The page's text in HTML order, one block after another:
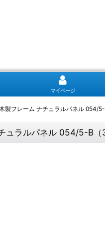
マイページ
製フレーム ナチュラルパネル 054/
ュラルパネル 054/5-B